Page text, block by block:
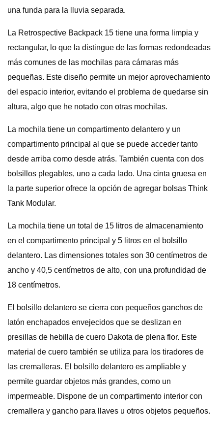
una funda para la lluvia separada.
La Retrospective Backpack 15 tiene una forma limpia y
rectangular, lo que la distingue de las formas redondeadas
más comunes de las mochilas para cámaras más
pequeñas. Este diseño permite un mejor aprovechamiento
del espacio interior, evitando el problema de quedarse sin
altura, algo que he notado con otras mochilas.
La mochila tiene un compartimento delantero y un
compartimento principal al que se puede acceder tanto
desde arriba como desde atrás. También cuenta con dos
bolsillos plegables, uno a cada lado. Una cinta gruesa en
la parte superior ofrece la opción de agregar bolsas Think
Tank Modular.
La mochila tiene un total de 15 litros de almacenamiento
en el compartimento principal y 5 litros en el bolsillo
delantero. Las dimensiones totales son 30 centímetros de
ancho y 40,5 centímetros de alto, con una profundidad de
18 centímetros.
El bolsillo delantero se cierra con pequeños ganchos de
latón enchapados envejecidos que se deslizan en
presillas de hebilla de cuero Dakota de plena flor. Este
material de cuero también se utiliza para los tiradores de
las cremalleras. El bolsillo delantero es ampliable y
permite guardar objetos más grandes, como un
impermeable. Dispone de un compartimento interior con
cremallera y gancho para llaves u otros objetos pequeños.